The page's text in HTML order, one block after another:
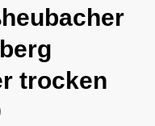
trocken